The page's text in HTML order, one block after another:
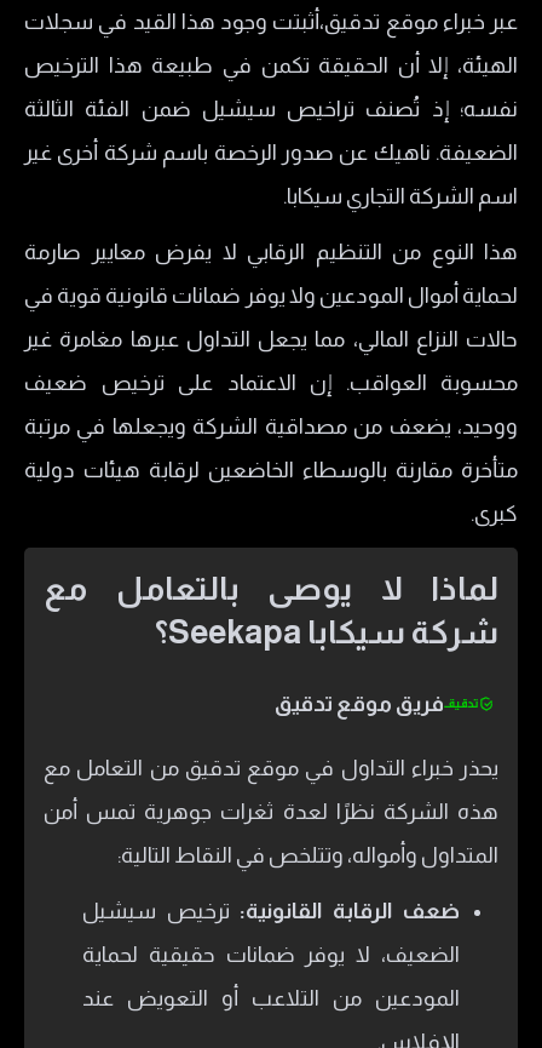
عبر خبراء موقع تدقيق،أثبتت وجود هذا القيد في سجلات
الهيئة، إلا أن الحقيقة تكمن في طبيعة هذا الترخيص
نفسه؛ إذ تُصنف تراخيص سيشيل ضمن الفئة الثالثة
الضعيفة. ناهيك عن صدور الرخصة باسم شركة أخرى غير
اسم الشركة التجاري سيكابا.
هذا النوع من التنظيم الرقابي لا يفرض معايير صارمة
لحماية أموال المودعين ولا يوفر ضمانات قانونية قوية في
حالات النزاع المالي، مما يجعل التداول عبرها مغامرة غير
محسوبة العواقب. إن الاعتماد على ترخيص ضعيف
ووحيد، يضعف من مصداقية الشركة ويجعلها في مرتبة
متأخرة مقارنة بالوسطاء الخاضعين لرقابة هيئات دولية
كبرى.
لماذا لا يوصى بالتعامل مع
شركة سيكابا Seekapa؟
فريق موقع تدقيق
يحذر خبراء التداول في موقع تدقيق من التعامل مع
هذه الشركة نظرًا لعدة ثغرات جوهرية تمس أمن
المتداول وأمواله، وتتلخص في النقاط التالية:
ضعف الرقابة القانونية: ترخيص سيشيل
الضعيف، لا يوفر ضمانات حقيقية لحماية
المودعين من التلاعب أو التعويض عند
الإفلاس.